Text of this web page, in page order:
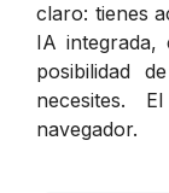
claro: tienes
IA
posibilidad
necesites.
navegador.